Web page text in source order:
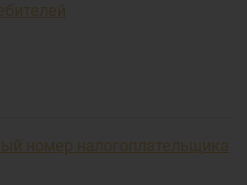
номер налогоплательщика